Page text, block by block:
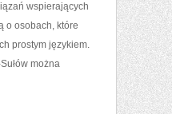
wspierających
o osobach, które
prostym językiem.
można